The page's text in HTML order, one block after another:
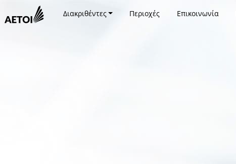
Διακριθέντες Περιοχές Επικοινωνία